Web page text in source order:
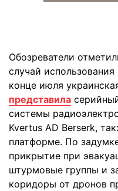
Обозреватели
случай
конце июля
представила
системы
Kvertus AD Berserk,
платформе. По
прикрытие при
штурмовые группы и
коридоры от дронов